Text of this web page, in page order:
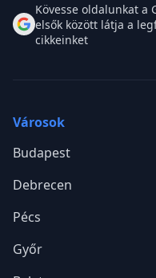
Kövesse oldalunkat a
elsők között látja a
cikkeinket
Városok
Budapest
Debrecen
Pécs
Győr